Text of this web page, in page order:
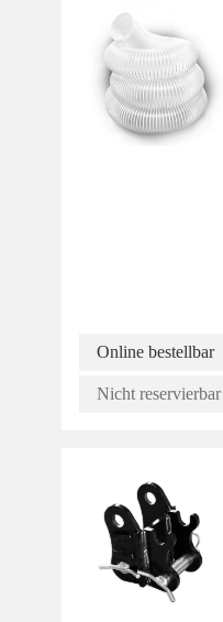
Online bestellbar
Nicht reservierbar